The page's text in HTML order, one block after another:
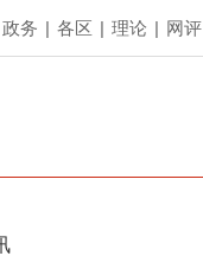
政务 | 各区 | 理论 | 网评